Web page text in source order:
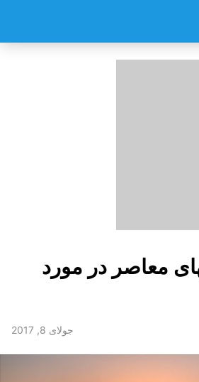
معاصر در مورد
جولای 8, 2017